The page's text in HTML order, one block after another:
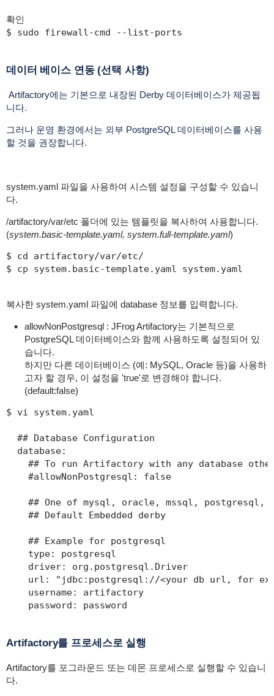
확인
$ sudo firewall-cmd --list-ports
데이터 베이스 연동 (선택 사항)
Artifactory에는 기본으로 내장된 Derby 데이터베이스가 제공됩
니다.
그러나 운영 환경에서는 외부 PostgreSQL 데이터베이스를 사용
할 것을 권장합니다.
system.yaml 파일을 사용하여 시스템 설정을 구성할 수 있습니
다.
/artifactory/var/etc 폴더에 있는 템플릿을 복사하여 사용합니다.
(system.basic-template.yaml, system.full-template.yaml)
$ cd artifactory/var/etc/
$ cp system.basic-template.yaml system.yaml
복사한 system.yaml 파일에 database 정보를 입력합니다.
allowNonPostgresql : JFrog Artifactory는 기본적으로
PostgreSQL 데이터베이스와 함께 사용하도록 설정되어 있
습니다.
하지만 다른 데이터베이스 (예: MySQL, Oracle 등)을 사용하
고자 할 경우, 이 설정을 'true'로 변경해야 합니다.
(default:false)
$ vi system.yaml
  ## Database Configuration
  database:
## To run Artifactory with any database
    #allowNonPostgresql: false
## One of mysql, oracle, mssql, postgresql,
    ## Default Embedded derby
    ## Example for postgresql
    type: postgresql
    driver: org.postgresql.Driver
url: "jdbc:postgresql://<your db url, for
    username: artifactory
    password: password
Artifactory를 프로세스로 실행
Artifactory를 포그라운드 또는 데몬 프로세스로 실행할 수 있습니
다.